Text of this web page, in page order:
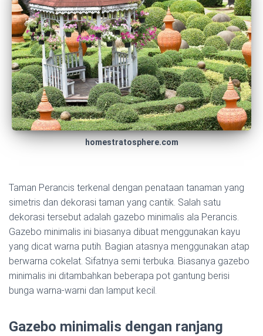
homestratosphere.com
Taman Perancis terkenal dengan penataan tanaman yang
simetris dan dekorasi taman yang cantik. Salah satu
dekorasi tersebut adalah gazebo minimalis ala Perancis.
Gazebo minimalis ini biasanya dibuat menggunakan kayu
yang dicat warna putih. Bagian atasnya menggunakan atap
berwarna cokelat. Sifatnya semi terbuka. Biasanya gazebo
minimalis ini ditambahkan beberapa pot gantung berisi
bunga warna-warni dan lamput kecil.
Gazebo minimalis dengan ranjang